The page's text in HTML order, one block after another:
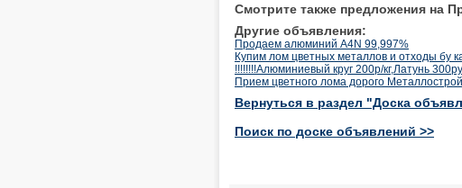
Смотрите также предложения на
Другие объявления:
Продаем алюминий A4N 99,997%
Купим лом цветных металлов и отходы бу
!!!!!!!!Алюминиевый круг 200р/кг,Латунь
Прием цветного лома дорого
Вернуться в раздел "Доска
Поиск по доске объявлений >>